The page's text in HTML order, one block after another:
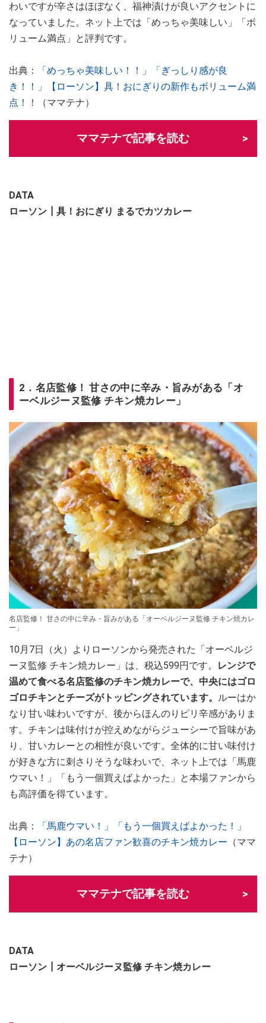
わいですが辛さはほぼなく、福神漬けが良いアクセントに
なっていました。ネット上では「めっちゃ美味しい」「ボ
リューム満点」と評判です。
出典：
「めっちゃ美味しい！！」「ぎっしり感が良
き！！」【ローソン】具！おにぎりの新作もボリューム満
点！！
（ママテナ）
ママテナで記事を読む
DATA
ローソン┃具！おにぎり まるでカツカレー
2．名店監修！ 甘さの中に辛み・旨みがある「オ
ーベルジーヌ監修 チキン焼カレー」
名店監修！ 甘さの中に辛み・旨みがある「オーベルジーヌ監修 チキン焼カレ
ー」
10月7日（火）よりローソンから発売された「オーベルジ
ーヌ監修 チキン焼カレー」は、税込599円です。
レンジで
温めて食べる名店監修のチキン焼カレーで、中央にはゴロ
ゴロチキンとチーズがトッピングされています。
ルーはか
なり甘い味わいですが、後からほんのりピリ辛感がありま
す。チキンは味付けが控えめながらジューシーで旨味があ
り、甘いカレーとの相性が良いです。全体的に甘い味付け
が好きな方に刺さりそうな味わいで、ネット上では「馬鹿
ウマい！」「もう一個買えばよかった」と本場ファンから
も高評価を得ています。
出典：
「馬鹿ウマい！」「もう一個買えばよかった！」
【ローソン】あの名店ファン歓喜のチキン焼カレー （ママ
テナ）
ママテナで記事を読む
DATA
ローソン┃オーベルジーヌ監修 チキン焼カレー